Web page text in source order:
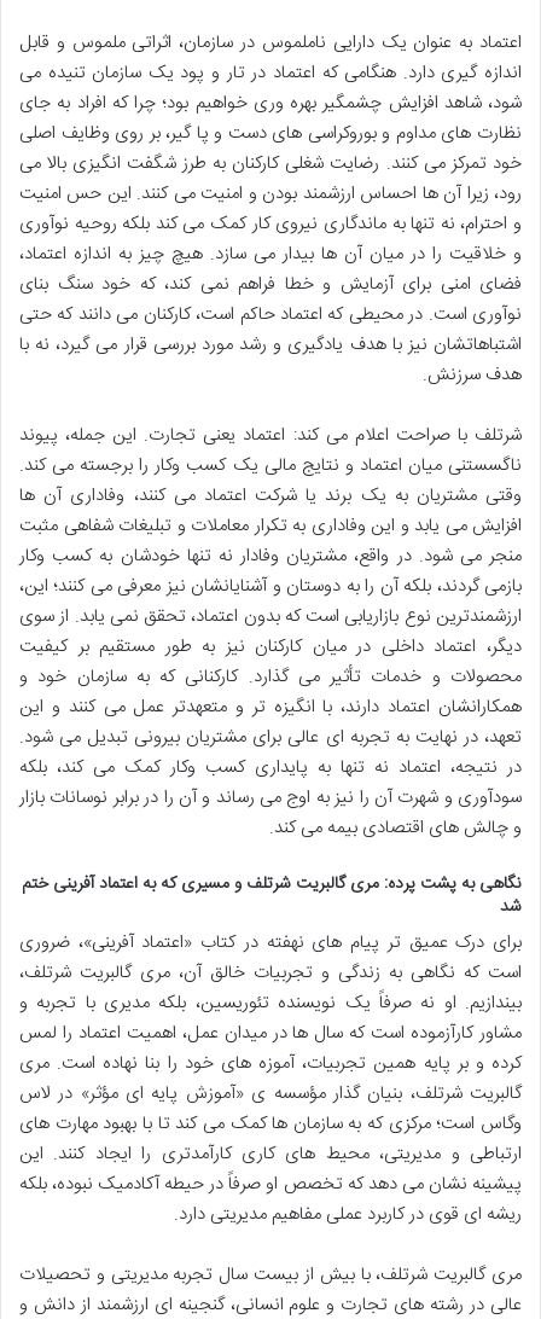
اعتماد به عنوان یک دارایی ناملموس در سازمان، اثراتی ملموس و قابل
اندازه گیری دارد. هنگامی که اعتماد در تار و پود یک سازمان تنیده می
شود، شاهد افزایش چشمگیر بهره وری خواهیم بود؛ چرا که افراد به جای
نظارت های مداوم و بوروکراسی های دست و پا گیر، بر روی وظایف اصلی
خود تمرکز می کنند. رضایت شغلی کارکنان به طرز شگفت انگیزی بالا می
رود، زیرا آن ها احساس ارزشمند بودن و امنیت می کنند. این حس امنیت
و احترام، نه تنها به ماندگاری نیروی کار کمک می کند بلکه روحیه نوآوری
و خلاقیت را در میان آن ها بیدار می سازد. هیچ چیز به اندازه اعتماد،
فضای امنی برای آزمایش و خطا فراهم نمی کند، که خود سنگ بنای
نوآوری است. در محیطی که اعتماد حاکم است، کارکنان می دانند که حتی
اشتباهاتشان نیز با هدف یادگیری و رشد مورد بررسی قرار می گیرد، نه با
هدف سرزنش.
شرتلف با صراحت اعلام می کند: اعتماد یعنی تجارت. این جمله، پیوند
ناگسستنی میان اعتماد و نتایج مالی یک کسب وکار را برجسته می کند.
وقتی مشتریان به یک برند یا شرکت اعتماد می کنند، وفاداری آن ها
افزایش می یابد و این وفاداری به تکرار معاملات و تبلیغات شفاهی مثبت
منجر می شود. در واقع، مشتریان وفادار نه تنها خودشان به کسب وکار
بازمی گردند، بلکه آن را به دوستان و آشنایانشان نیز معرفی می کنند؛ این،
ارزشمندترین نوع بازاریابی است که بدون اعتماد، تحقق نمی یابد. از سوی
دیگر، اعتماد داخلی در میان کارکنان نیز به طور مستقیم بر کیفیت
محصولات و خدمات تأثیر می گذارد. کارکنانی که به سازمان خود و
همکارانشان اعتماد دارند، با انگیزه تر و متعهدتر عمل می کنند و این
تعهد، در نهایت به تجربه ای عالی برای مشتریان بیرونی تبدیل می شود.
در نتیجه، اعتماد نه تنها به پایداری کسب وکار کمک می کند، بلکه
سودآوری و شهرت آن را نیز به اوج می رساند و آن را در برابر نوسانات بازار
و چالش های اقتصادی بیمه می کند.
نگاهی به پشت پرده: مری گالبریت شرتلف و مسیری که به اعتماد آفرینی ختم
شد
برای درک عمیق تر پیام های نهفته در کتاب «اعتماد آفرینی»، ضروری
است که نگاهی به زندگی و تجربیات خالق آن، مری گالبریت شرتلف،
بیندازیم. او نه صرفاً یک نویسنده تئوریسین، بلکه مدیری با تجربه و
مشاور کارآزموده است که سال ها در میدان عمل، اهمیت اعتماد را لمس
کرده و بر پایه همین تجربیات، آموزه های خود را بنا نهاده است. مری
گالبریت شرتلف، بنیان گذار مؤسسه ی «آموزش پایه ای مؤثر» در لاس
وگاس است؛ مرکزی که به سازمان ها کمک می کند تا با بهبود مهارت های
ارتباطی و مدیریتی، محیط های کاری کارآمدتری را ایجاد کنند. این
پیشینه نشان می دهد که تخصص او صرفاً در حیطه آکادمیک نبوده، بلکه
ریشه ای قوی در کاربرد عملی مفاهیم مدیریتی دارد.
مری گالبریت شرتلف، با بیش از بیست سال تجربه مدیریتی و تحصیلات
عالی در رشته های تجارت و علوم انسانی، گنجینه ای ارزشمند از دانش و